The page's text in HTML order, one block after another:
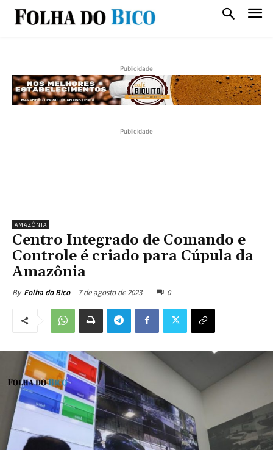
Publicidade
Publicidade
AMAZÔNIA
Centro Integrado de Comando e
Controle é criado para Cúpula da
Amazônia
By Folha do Bico 7 de agosto de 2023 0